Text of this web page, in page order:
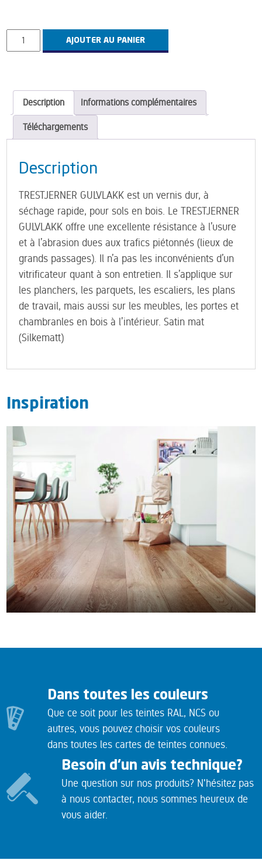
quantité
de
Silkematt
AJOUTER AU PANIER
Description Informations complémentaires
Téléchargements
Description
TRESTJERNER GULVLAKK est un vernis dur, à
séchage rapide, pour sols en bois. Le TRESTJERNER
GULVLAKK offre une excellente résistance à l’usure
et à l’abrasion dues aux trafics piétonnés (lieux de
grands passages). Il n’a pas les inconvénients d’un
vitrificateur quant à son entretien. Il s’applique sur
les planchers, les parquets, les escaliers, les plans
de travail, mais aussi sur les meubles, les portes et
chambranles en bois à l’intérieur. Satin mat
(Silkematt)
Inspiration
Dans toutes les couleurs
Que ce soit pour les teintes RAL, NCS ou
autres, vous pouvez choisir vos couleurs
dans toutes les cartes de teintes connues.
Besoin d'un avis technique?
Une question sur nos produits? N'hésitez pas
à nous contacter, nous sommes heureux de
vous aider.